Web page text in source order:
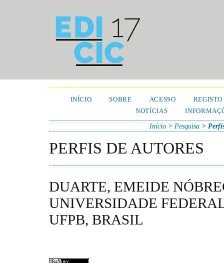
INÍCIO SOBRE ACESSO
REGISTO
NOTÍCIAS
Início >Pesquisa >
PERFIS DE AUTORES
DUARTE, EMEIDE
UNIVERSIDADE
UFPB, BRASIL